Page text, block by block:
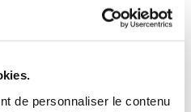
de personnaliser le contenu